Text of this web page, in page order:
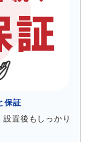
保証
置後もしっかり